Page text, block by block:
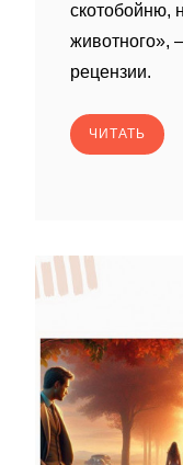
скотобойню,
животного»,
рецензии.
ЧИТАТЬ